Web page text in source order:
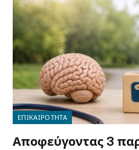
ΕΠΙΚΑΙΡΟΤΗΤΑ
Αποφεύγοντας 3